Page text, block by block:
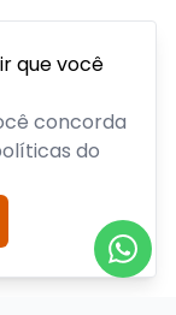
que você
concorda
do
venda de
torcedores e